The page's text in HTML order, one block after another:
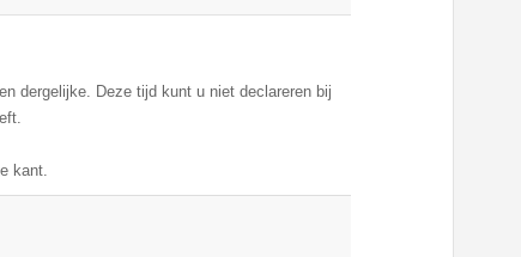
dergelijke. Deze tijd kunt u niet declareren bij
kant.